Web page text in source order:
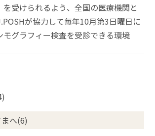
を受けられるよう、全国の医療機関と
が協力して毎年10月第3日曜日に
モグラフィー検査を受診できる環境
へ(6)